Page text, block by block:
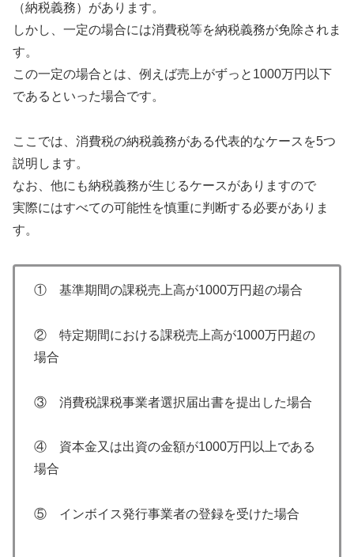
（納税義務）があります。
しかし、一定の場合には消費税等を納税義務が免除されま
す。
この一定の場合とは、例えば売上がずっと1000万円以下
であるといった場合です。
ここでは、消費税の納税義務がある代表的なケースを5つ
説明します。
なお、他にも納税義務が生じるケースがありますので
実際にはすべての可能性を慎重に判断する必要がありま
す。
① 基準期間の課税売上高が1000万円超の場合
② 特定期間における課税売上高が1000万円超の
場合
③ 消費税課税事業者選択届出書を提出した場合
④ 資本金又は出資の金額が1000万円以上である
場合
⑤ インボイス発行事業者の登録を受けた場合